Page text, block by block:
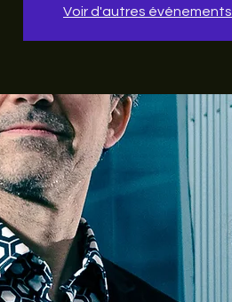
Voir d'autres événements